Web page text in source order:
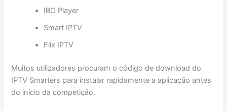
IBO Player
Smart IPTV
Flix IPTV
Muitos utilizadores procuram o código de download do
IPTV Smarters para instalar rapidamente a aplicação antes
do início da competição.